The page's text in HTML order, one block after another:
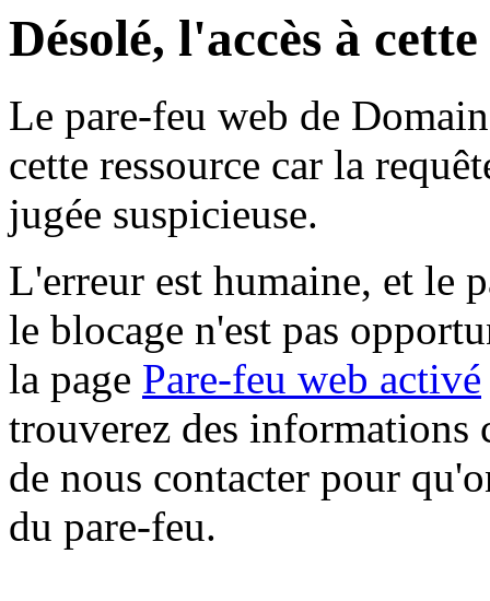
Désolé, l'accès à
Le pare-feu web de
cette ressource car la
jugée suspicieuse.
L'erreur est humaine, et le
le blocage n'est pas
la page Pare-feu web activé
trouverez des informations
de nous contacter pour
du pare-feu.